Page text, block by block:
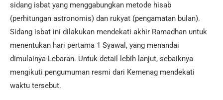
sidang isbat yang menggabungkan metode hisab
(perhitungan astronomis) dan rukyat (pengamatan bulan).
Sidang isbat ini dilakukan mendekati akhir Ramadhan untuk
menentukan hari pertama 1 Syawal, yang menandai
dimulainya Lebaran. Untuk detail lebih lanjut, sebaiknya
mengikuti pengumuman resmi dari Kemenag mendekati
waktu tersebut.